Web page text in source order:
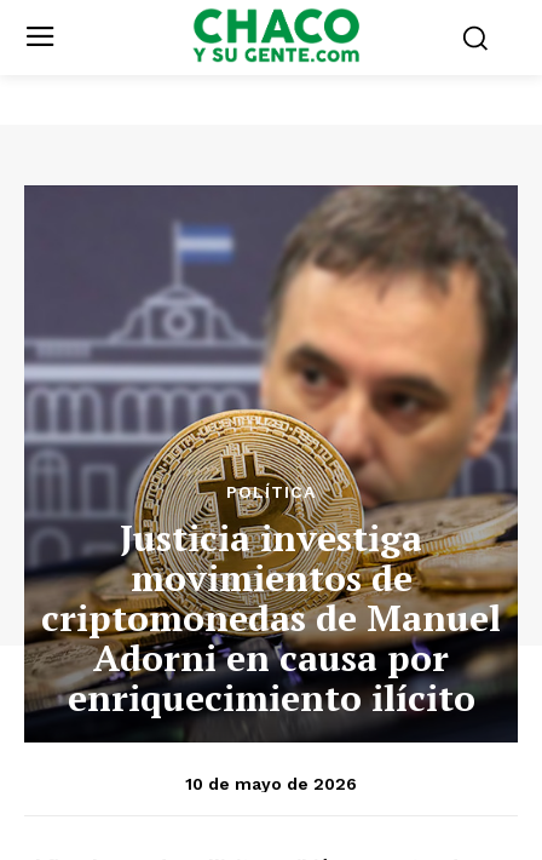
POLÍTICA
Justicia investiga
movimientos de
criptomonedas de Manuel
Adorni en causa por
enriquecimiento ilícito
10 de mayo de 2026